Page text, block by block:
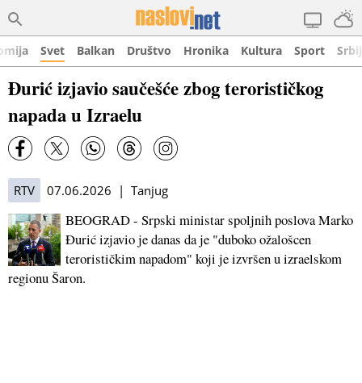
Svet Balkan Društvo Hronika Kultura Sport
Đurić izjavio saučešće zbog terorističkog
napada u Izraelu
RTV 07.06.2026 | Tanjug
BEOGRAD - Srpski ministar spoljnih poslova Marko
Đurić izjavio je danas da je "duboko ožalošcen
terorističkim napadom" koji je izvršen u izraelskom
regionu Šaron.